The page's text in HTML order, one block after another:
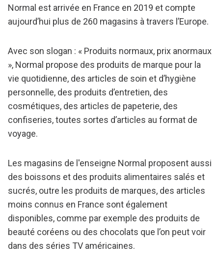
Normal est arrivée en France en 2019 et compte
aujourd’hui plus de 260 magasins à travers l’Europe.
Avec son slogan : « Produits normaux, prix anormaux
», Normal propose des produits de marque pour la
vie quotidienne, des articles de soin et d’hygiène
personnelle, des produits d’entretien, des
cosmétiques, des articles de papeterie, des
confiseries, toutes sortes d’articles au format de
voyage.
Les magasins de l'enseigne Normal proposent aussi
des boissons et des produits alimentaires salés et
sucrés, outre les produits de marques, des articles
moins connus en France sont également
disponibles, comme par exemple des produits de
beauté coréens ou des chocolats que l’on peut voir
dans des séries TV américaines.